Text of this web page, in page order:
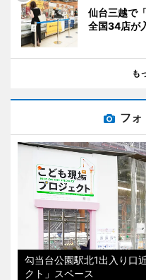
仙台三越で
全国34店が
も
フォ
勾当台公園駅北1出入り口
クト」スペース